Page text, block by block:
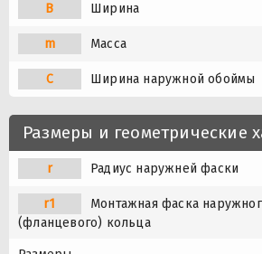
B Ширина
m Масса
C Ширина наружной обоймы
Размеры и геометрические
r Радиус наружней фаски
r1
Монтажная фаска
(фланцевого) кольца